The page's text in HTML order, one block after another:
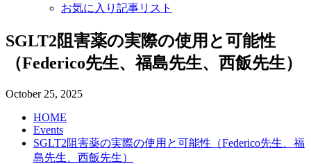
お気に入り記事リスト
SGLT2阻害薬の実際の使用と可能性
（Federico先生、福島先生、西飯先生）
October 25, 2025
HOME
Events
SGLT2阻害薬の実際の使用と可能性（Federico先生、福
島先生、西飯先生）